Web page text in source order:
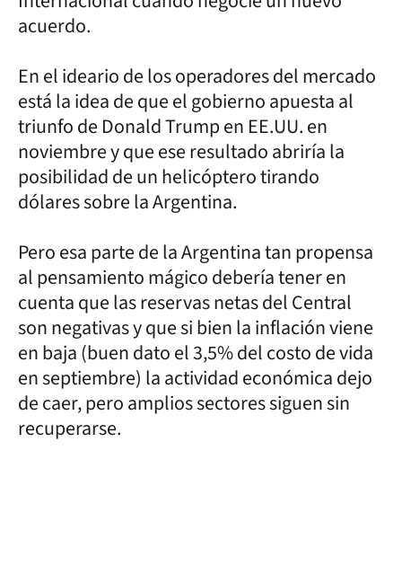
acuerdo.
En el ideario de los operadores del mercado
está la idea de que el gobierno apuesta al
triunfo de Donald Trump en EE.UU. en
noviembre y que ese resultado abriría la
posibilidad de un helicóptero tirando
dólares sobre la Argentina.
Pero esa parte de la Argentina tan propensa
al pensamiento mágico debería tener en
cuenta que las reservas netas del Central
son negativas y que si bien la inflación viene
en baja (buen dato el 3,5% del costo de vida
en septiembre) la actividad económica dejo
de caer, pero amplios sectores siguen sin
recuperarse.